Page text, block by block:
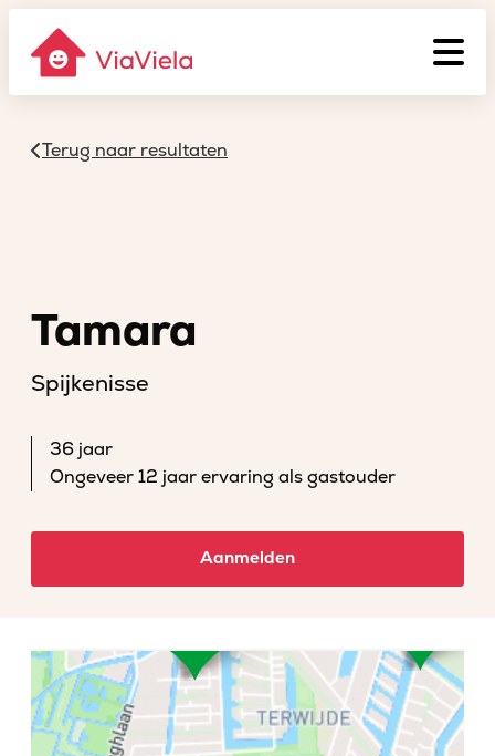
Terug naar resultaten
Tamara
Spijkenisse
36 jaar
Ongeveer 12 jaar ervaring als gastouder
Aanmelden